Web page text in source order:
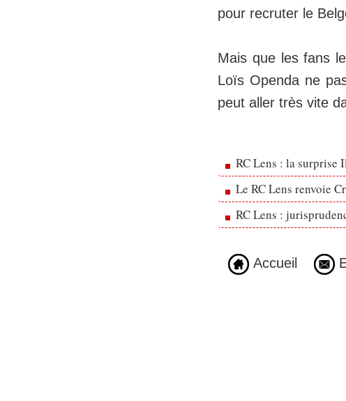
pour recruter le
Mais que les fans
Loïs Openda ne
peut aller très vite
RC Lens : la surprise
Le RC Lens renvoie
RC Lens :
Accueil